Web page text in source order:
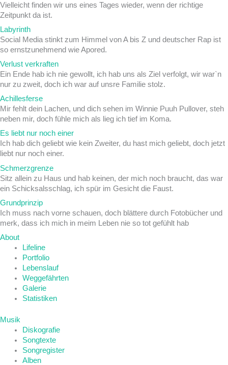
Vielleicht finden wir uns eines Tages wieder, wenn der richtige
Zeitpunkt da ist.
Labyrinth
Social Media stinkt zum Himmel von A bis Z und deutscher Rap ist
so ernstzunehmend wie Apored.
Verlust verkraften
Ein Ende hab ich nie gewollt, ich hab uns als Ziel verfolgt, wir war`n
nur zu zweit, doch ich war auf unsre Familie stolz.
Achillesferse
Mir fehlt dein Lachen, und dich sehen im Winnie Puuh Pullover, steh
neben mir, doch fühle mich als lieg ich tief im Koma.
Es liebt nur noch einer
Ich hab dich geliebt wie kein Zweiter, du hast mich geliebt, doch jetzt
liebt nur noch einer.
Schmerzgrenze
Sitz allein zu Haus und hab keinen, der mich noch braucht, das war
ein Schicksalsschlag, ich spür im Gesicht die Faust.
Grundprinzip
Ich muss nach vorne schauen, doch blättere durch Fotobücher und
merk, dass ich mich in meim Leben nie so tot gefühlt hab
About
Lifeline
Portfolio
Lebenslauf
Weggefährten
Galerie
Statistiken
Musik
Diskografie
Songtexte
Songregister
Alben